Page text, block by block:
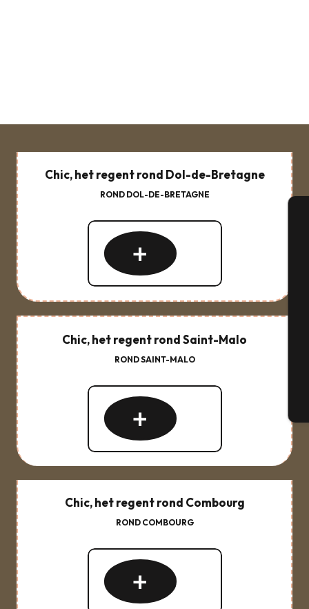
Chic, het regent rond Dol-de-Bretagne
ROND DOL-DE-BRETAGNE
Chic, het regent rond Saint-Malo
ROND SAINT-MALO
Chic, het regent rond Combourg
ROND COMBOURG